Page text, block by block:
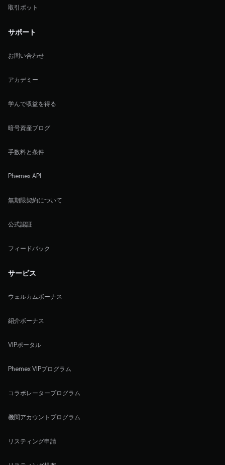
取引ボット
サポート
お問い合わせ
アカデミー
学んで収益を得る
暗号資産ブログ
手数料と条件
Phemex API
無期限契約について
公式認証
フィードバック
サービス
ウェルカムボーナス
紹介ボーナス
VIPポータル
Phemex VIPプログラム
コラボレータープログラム
機関アカウントプログラム
リスティング申請